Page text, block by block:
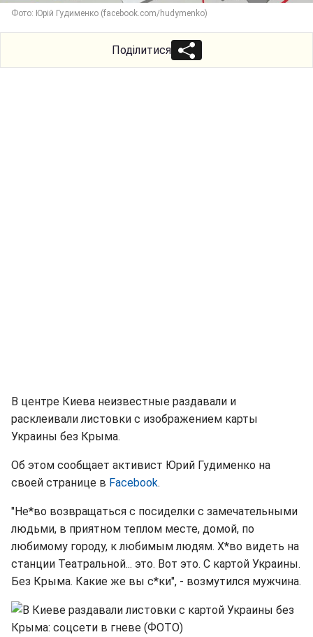
Фото: Юрій Гудименко (facebook.com/hudymenko)
Поділитися
В центре Киева неизвестные раздавали и
расклеивали листовки с изображением карты
Украины без Крыма.
Об этом сообщает активист Юрий Гудименко на
своей странице в Facebook.
"Не*во возвращаться с посиделки с замечательными
людьми, в приятном теплом месте, домой, по
любимому городу, к любимым людям. Х*во видеть на
станции Театральной... это. Вот это. С картой Украины.
Без Крыма. Какие же вы с*ки", - возмутился мужчина.